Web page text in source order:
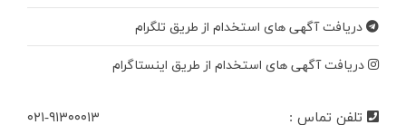
دریافت آگهی های استخدام از طریق تلگرام
دریافت آگهی های استخدام از طریق اینستاگرام
تلفن تماس : ۰۲۱-۹۱۳۰۰۰۱۳